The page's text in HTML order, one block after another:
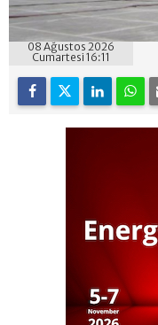
08 Ağustos 2026
Cumartesi 16:11